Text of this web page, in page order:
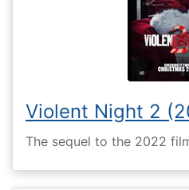
Violent Night 2
The sequel to the 2022